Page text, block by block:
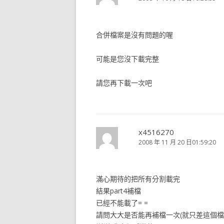
合併檔案是沒有問題的喔
可能是您沒下載完整
請您再下載一次吧
x4516270
2008 年 11 月 20 日01:59:20
滿心期待的把所有分割載完
結果part4補檔
已經不能載了= =
請問大大是否能再補檔一次(就只差這個